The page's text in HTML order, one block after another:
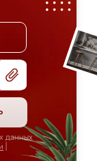
данных